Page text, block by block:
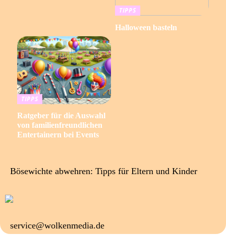
TIPPS
Halloween basteln
TIPPS
Ratgeber für die Auswahl
von familienfreundlichen
Entertainern bei Events
Bösewichte abwehren: Tipps für Eltern und Kinder
service@wolkenmedia.de